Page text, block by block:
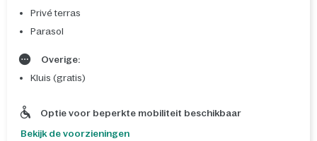
Privé terras
Parasol
Overige:
Kluis (gratis)
Optie voor beperkte mobiliteit beschikbaar
Bekijk de voorzieningen